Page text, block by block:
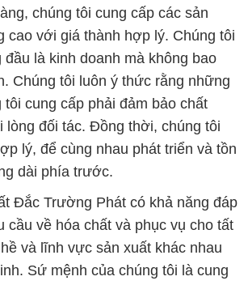
chúng tôi cung cấp các sản
cao với giá thành hợp lý. Chúng tôi
là kinh doanh mà không bao
Chúng tôi luôn ý thức rằng những
tôi cung cấp phải đảm bảo chất
lòng đối tác. Đồng thời, chúng tôi
lý, để cùng nhau phát triển và tồn
dài phía trước.
Đắc Trường Phát có khả năng đáp
cầu về hóa chất và phục vụ cho tất
và lĩnh vực sản xuất khác nhau
Sứ mệnh của chúng tôi là cung